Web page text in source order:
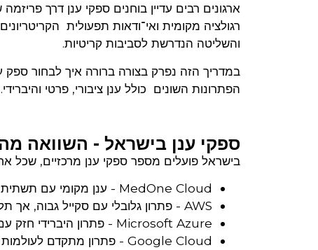
רגולציה מקומית ואי־ודאות תפעולית
והשליטה הנדרשת לסביבות קריטיות.
במדריך הזה נפרק בצורה ברורה איך לבחור
הפתרונות השונים כולל ענן ציבורי, פרטי והיברידי.
ספקי ענן בישראל - השוואה
בישראל פועלים מספר ספקי ענן מרכזיים, שכל
MedOne Cloud - ענן מקומי עם תשתית תת־קרקעית, קישוריות רחבה ותמיכה בעברית 24/7
AWS - פתרון גלובלי עם סקייל גבוה, אך תלות בתשתיות מחוץ לישראל
Microsoft Azure - פתרון היברידי חזק עם אינטגרציה לעולמות Microsoft
Google Cloud - פתרון מתקדם לעולמות Data ו־AI